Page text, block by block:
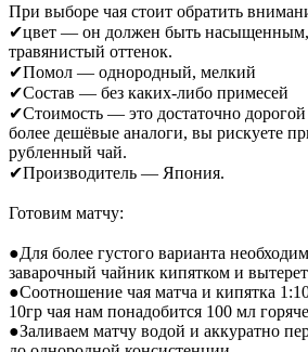
При выборе чая стоит обратить
✔цвет — он должен быть
травянистый оттенок.
✔Помол — однородный, мелкий
✔Состав — без каких-либо примесей
✔Стоимость — это достаточно
более дешёвые аналоги, вы рискуете
рубленный чай.
✔Производитель — Япония.
Готовим матчу:
●Для более густого варианта
заварочный чайник кипятком и
●Соотношение чая матча и кипятка
10гр чая нам понадобится 100 мл
●Заливаем матчу водой и аккуратно